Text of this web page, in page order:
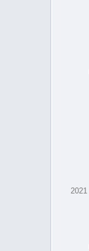
2021